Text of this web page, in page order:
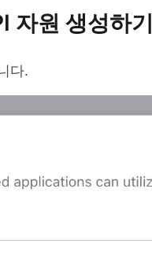
자원 생성하기
다.